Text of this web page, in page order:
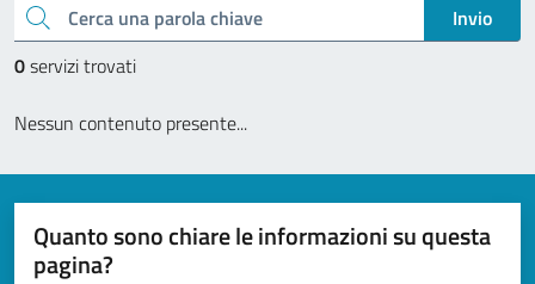
Cerca una parola chiave
Invio
0servizi trovati
Nessun contenuto presente...
Quanto sono chiare le informazioni su questa
pagina?